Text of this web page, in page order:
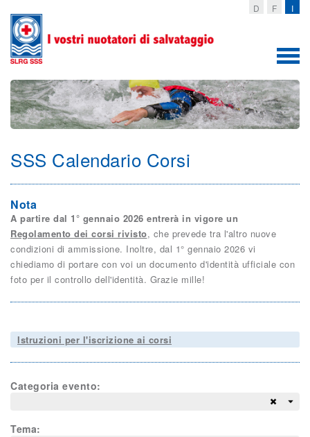
D F I
SSS Calendario Corsi
Nota
A partire dal 1° gennaio 2026 entrerà in vigore un
Regolamento dei corsi rivisto, che prevede tra l'altro nuove
condizioni di ammissione. Inoltre, dal 1° gennaio 2026 vi
chiediamo di portare con voi un documento d'identità ufficiale con
foto per il controllo dell'identità. Grazie mille!
Istruzioni per l'iscrizione ai corsi
Categoria evento:
Tema: